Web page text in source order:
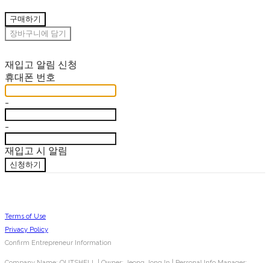
구매하기
장바구니에 담기
재입고 알림 신청
휴대폰 번호
-
-
재입고 시 알림
신청하기
Terms of Use
Privacy Policy
Confirm Entrepreneur Information